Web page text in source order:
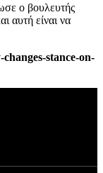
ο βουλευτής
αυτή είναι να
stance-on-